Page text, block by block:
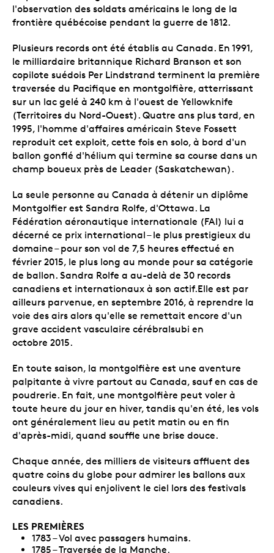
l'observation des soldats américains le long de la
frontière québécoise pendant la guerre de 1812.
Plusieurs records ont été établis au Canada. En 1991,
le milliardaire britannique Richard Branson et son
copilote suédois Per Lindstrand terminent la première
traversée du Pacifique en montgolfière, atterrissant
sur un lac gelé à 240 km à l'ouest de Yellowknife
(Territoires du Nord-Ouest). Quatre ans plus tard, en
1995, l'homme d'affaires américain Steve Fossett
reproduit cet exploit, cette fois en solo, à bord d'un
ballon gonflé d'hélium qui termine sa course dans un
champ boueux près de Leader (Saskatchewan).
La seule personne au Canada à détenir un diplôme
Montgolfier est Sandra Rolfe, d'Ottawa. La
Fédération aéronautique internationale (FAI) lui a
décerné ce prix international – le plus prestigieux du
domaine – pour son vol de 7,5 heures effectué en
février 2015, le plus long au monde pour sa catégorie
de ballon. Sandra Rolfe a au-delà de 30 records
canadiens et internationaux à son actif.Elle est par
ailleurs parvenue, en septembre 2016, à reprendre la
voie des airs alors qu'elle se remettait encore d'un
grave accident vasculaire cérébralsubi en
octobre 2015.
En toute saison, la montgolfière est une aventure
palpitante à vivre partout au Canada, sauf en cas de
poudrerie. En fait, une montgolfière peut voler à
toute heure du jour en hiver, tandis qu'en été, les vols
ont généralement lieu au petit matin ou en fin
d'après-midi, quand souffle une brise douce.
Chaque année, des milliers de visiteurs affluent des
quatre coins du globe pour admirer les ballons aux
couleurs vives qui enjolivent le ciel lors des festivals
canadiens.
LES PREMIÈRES
1783 – Vol avec passagers humains.
1785 – Traversée de la Manche.